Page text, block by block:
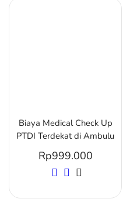
Biaya Medical Check Up
PTDI Terdekat di Ambulu
Rp999.000